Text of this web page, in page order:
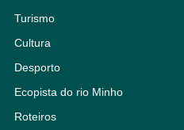
Turismo
Cultura
Desporto
Ecopista do rio Minho
Roteiros